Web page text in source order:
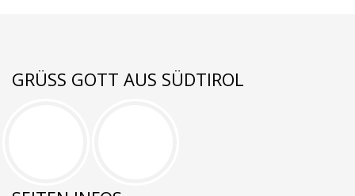
GRÜSS GOTT AUS SÜDTIROL